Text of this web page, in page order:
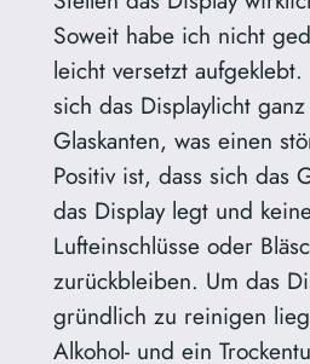
Soweit habe ich nicht
leicht versetzt
sich das Displaylicht
Glaskanten, was einen
Positiv ist, dass sich das
das Display legt und
Lufteinschlüsse oder
zurückbleiben. Um das
gründlich zu reinigen
Alkohol- und ein